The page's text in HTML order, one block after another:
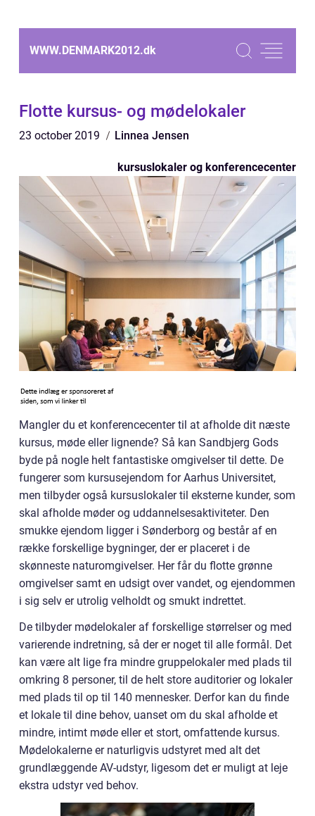
WWW.DENMARK2012.dk
Flotte kursus- og mødelokaler
23 october 2019 Linnea Jensen
kursuslokaler og konferencecenter
Mangler du et konferencecenter til at afholde dit næste
kursus, møde eller lignende? Så kan Sandbjerg Gods
byde på nogle helt fantastiske omgivelser til dette. De
fungerer som kursusejendom for Aarhus Universitet,
men tilbyder også kursuslokaler til eksterne kunder, som
skal afholde møder og uddannelsesaktiviteter. Den
smukke ejendom ligger i Sønderborg og består af en
række forskellige bygninger, der er placeret i de
skønneste naturomgivelser. Her får du flotte grønne
omgivelser samt en udsigt over vandet, og ejendommen
i sig selv er utrolig velholdt og smukt indrettet.
De tilbyder mødelokaler af forskellige størrelser og med
varierende indretning, så der er noget til alle formål. Det
kan være alt lige fra mindre gruppelokaler med plads til
omkring 8 personer, til de helt store auditorier og lokaler
med plads til op til 140 mennesker. Derfor kan du finde
et lokale til dine behov, uanset om du skal afholde et
mindre, intimt møde eller et stort, omfattende kursus.
Mødelokalerne er naturligvis udstyret med alt det
grundlæggende AV-udstyr, ligesom det er muligt at leje
ekstra udstyr ved behov.